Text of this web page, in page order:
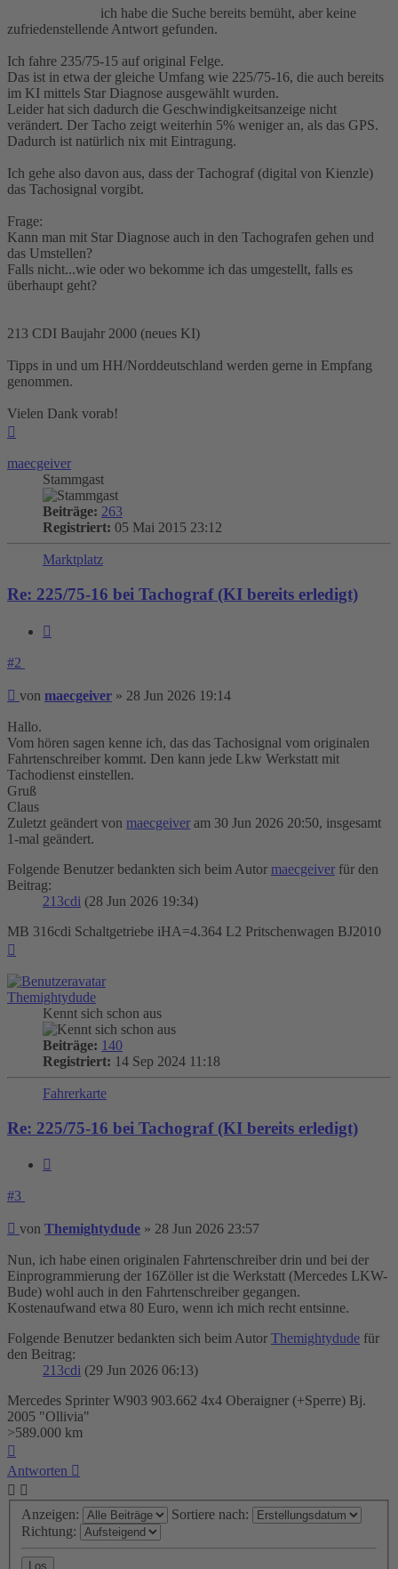
ich habe die Suche bereits bemüht, aber keine
zufriedenstellende Antwort gefunden.
Ich fahre 235/75-15 auf original Felge.
Das ist in etwa der gleiche Umfang wie 225/75-16, die auch bereits
im KI mittels Star Diagnose ausgewählt wurden.
Leider hat sich dadurch die Geschwindigkeitsanzeige nicht
verändert. Der Tacho zeigt weiterhin 5% weniger an, als das GPS.
Dadurch ist natürlich nix mit Eintragung.
Ich gehe also davon aus, dass der Tachograf (digital von Kienzle)
das Tachosignal vorgibt.
Frage:
Kann man mit Star Diagnose auch in den Tachografen gehen und
das Umstellen?
Falls nicht...wie oder wo bekomme ich das umgestellt, falls es
überhaupt geht?
213 CDI Baujahr 2000 (neues KI)
Tipps in und um HH/Norddeutschland werden gerne in Empfang
genommen.
Vielen Dank vorab!
maecgeiver
Stammgast
Beiträge: 263
Registriert: 05 Mai 2015 23:12
Marktplatz
Re: 225/75-16 bei Tachograf (KI bereits erledigt)
#2
Beitrag
von maecgeiver » 28 Jun 2026 19:14
Hallo.
Vom hören sagen kenne ich, das das Tachosignal vom originalen
Fahrtenschreiber kommt. Den kann jede Lkw Werkstatt mit
Tachodienst einstellen.
Gruß
Claus
Zuletzt geändert von maecgeiver am 30 Jun 2026 20:50, insgesamt
1-mal geändert.
Folgende Benutzer bedankten sich beim Autor maecgeiver für den
Beitrag:
213cdi (28 Jun 2026 19:34)
MB 316cdi Schaltgetriebe iHA=4.364 L2 Pritschenwagen BJ2010
Themightydude
Kennt sich schon aus
Beiträge: 140
Registriert: 14 Sep 2024 11:18
Fahrerkarte
Re: 225/75-16 bei Tachograf (KI bereits erledigt)
#3
Beitrag
von Themightydude » 28 Jun 2026 23:57
Nun, ich habe einen originalen Fahrtenschreiber drin und bei der
Einprogrammierung der 16Zöller ist die Werkstatt (Mercedes LKW-
Bude) wohl auch in den Fahrtenschreiber gegangen.
Kostenaufwand etwa 80 Euro, wenn ich mich recht entsinne.
Folgende Benutzer bedankten sich beim Autor Themightydude für
den Beitrag:
213cdi (29 Jun 2026 06:13)
Mercedes Sprinter W903 903.662 4x4 Oberaigner (+Sperre) Bj.
2005 "Ollivia"
>589.000 km
Antworten
Anzeigen:
Sortiere nach:
Richtung: